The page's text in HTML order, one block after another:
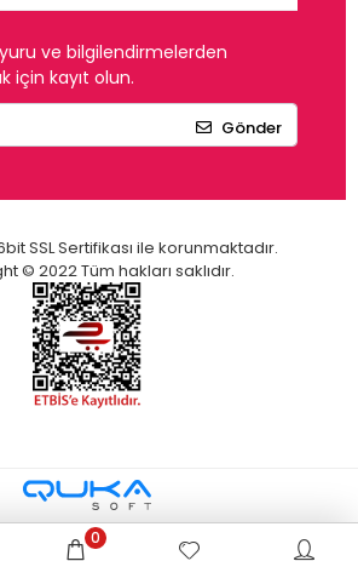
ve bilgilendirmelerden
için kayıt olun.
Gönder
SSL Sertifikası ile korunmaktadır.
© 2022 Tüm hakları saklıdır.
0